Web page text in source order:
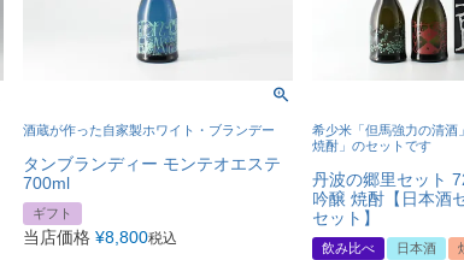
酒蔵が作った自家製ホワイト・ブランデー
タンブランディー モンテオエステ
700ml
ギフト
当店価格 ¥8,800税込
希少米「但馬強力の清酒
焼酎」のセットです
丹波の郷里セット
吟醸 焼酎【日本酒
セット】
飲み比べ 日本酒